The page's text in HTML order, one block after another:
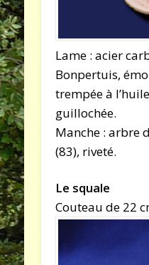
Lame : acier
Bonpertuis,
trempée à
guillochée.
Manche : arbre
(83), riveté.
Le squale
Couteau de 22